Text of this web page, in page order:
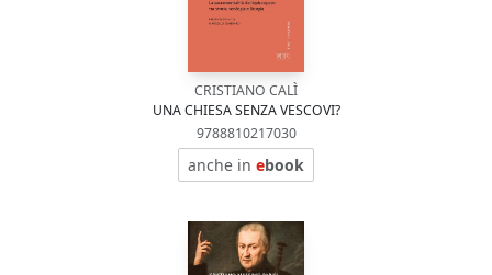
CRISTIANO CALÌ
UNA CHIESA SENZA VESCOVI?
9788810217030
anche in ebook